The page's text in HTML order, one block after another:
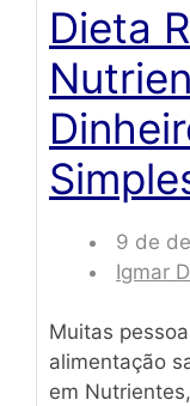
Dieta
9 de
Igmar
Muitas
alimentação
em